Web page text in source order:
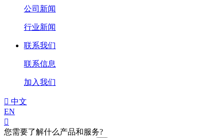
公司新闻
行业新闻
联系我们
联系信息
加入我们
 中文
EN

您需要了解什么产品和服务?